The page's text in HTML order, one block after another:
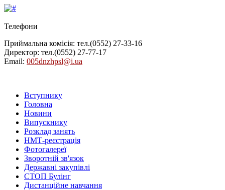
Телефони
Приймальна комісія: тел.(0552) 27-33-16
Директор: тел.(0552) 27-77-17
Email: 005dnzhpsl@i.ua
Вступнику
Головна
Новини
Випускнику
Розклад занять
НМТ-реєстрація
Фотогалереї
Зворотній зв'язок
Державні закупівлі
СТОП Булінг
Дистанційне навчання